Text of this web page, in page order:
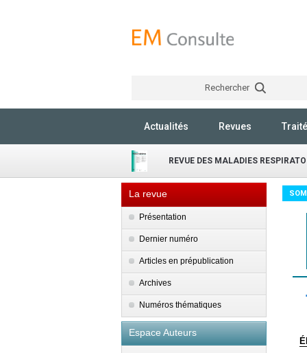
Rechercher
Actualités Revues
REVUE DES MALADIES
La revue
Présentation
Dernier numéro
Articles en prépublication
Archives
Numéros thématiques
Espace Auteurs